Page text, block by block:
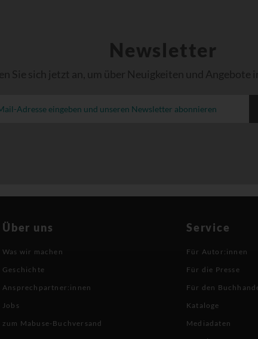
Newsletter
Sie sich jetzt an, um über Neuigkeiten und Angebote
Über uns
Was wir machen
Geschichte
Ansprechpartner:innen
Jobs
zum Mabuse-Buchversand
Service
Für Autor:innen
Für die Presse
Für den
Kataloge
Mediadaten